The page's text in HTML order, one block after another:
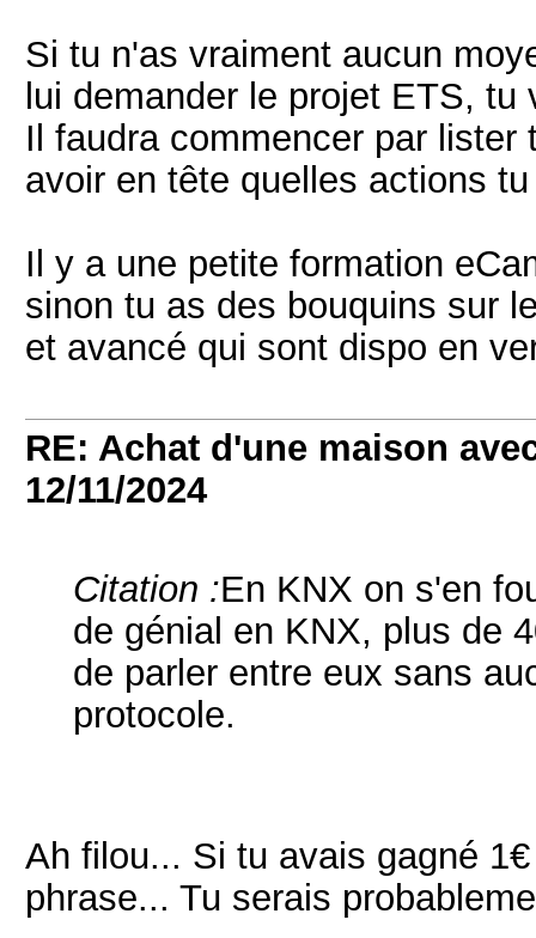
Si tu n'as vraiment aucun
lui demander le projet ETS,
Il faudra commencer par
avoir en tête quelles actions
Il y a une petite formation
sinon tu as des bouquins sur
et avancé qui sont dispo en
RE: Achat d'une maison
12/11/2024
Citation :En KNX on s'en
de génial en KNX, plus de
de parler entre eux sans
protocole.
Ah filou... Si tu avais gagné
phrase... Tu serais